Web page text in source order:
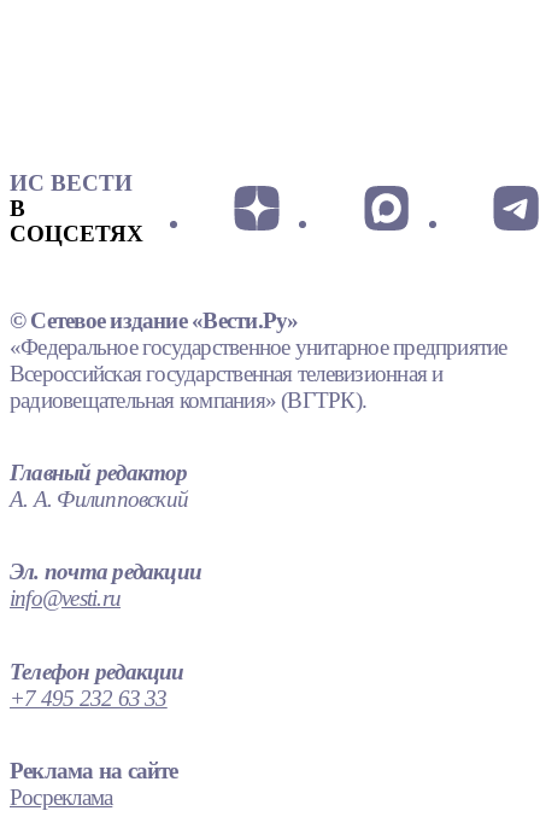
ИС ВЕСТИ
В
СОЦСЕТЯХ
© Сетевое издание «Вести.Ру»
«Федеральное государственное унитарное предприятие
Всероссийская государственная телевизионная и
радиовещательная компания» (ВГТРК).
Главный редактор
А. А. Филипповский
Эл. почта редакции
info@vesti.ru
Телефон редакции
+7 495 232 63 33
Реклама на сайте
Росреклама